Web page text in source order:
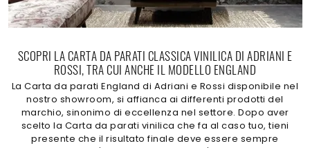
SCOPRI LA CARTA DA PARATI CLASSICA VINILICA DI ADRIANI E
ROSSI, TRA CUI ANCHE IL MODELLO ENGLAND
La Carta da parati England di Adriani e Rossi disponibile nel
nostro showroom, si affianca ai differenti prodotti del
marchio, sinonimo di eccellenza nel settore. Dopo aver
scelto la Carta da parati vinilica che fa al caso tuo, tieni
presente che il risultato finale deve essere sempre